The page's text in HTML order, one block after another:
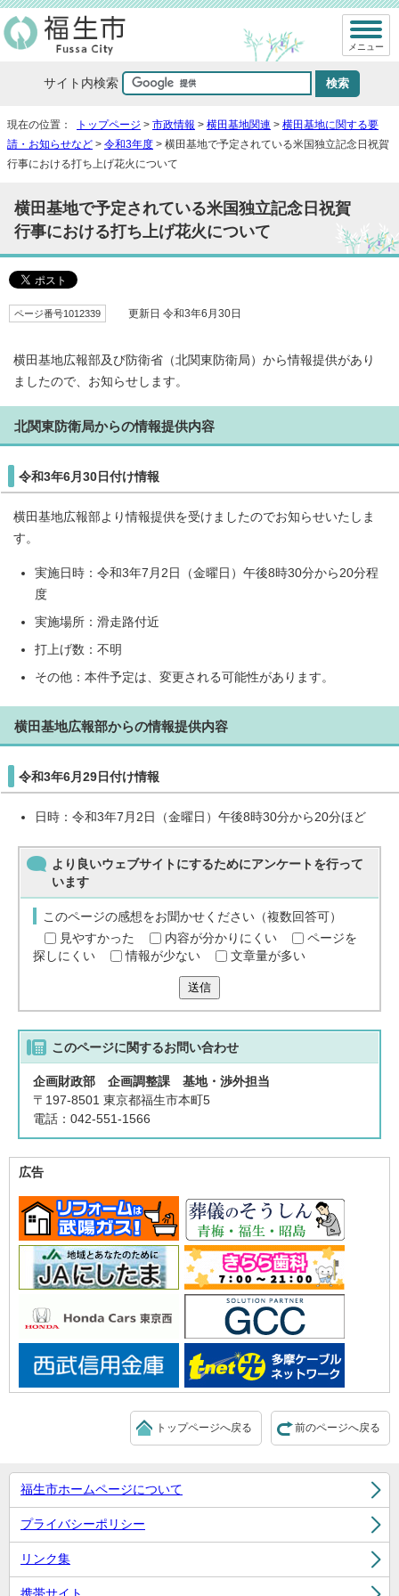
サイト内検索
メニュー
現在の位置： トップページ > 市政情報 > 横田基地関連 > 横田基地に関する要
請・お知らせなど > 令和3年度 > 横田基地で予定されている米国独立記念日祝賀
行事における打ち上げ花火について
横田基地で予定されている米国独立記念日祝賀
行事における打ち上げ花火について
ページ番号1012339 更新日 令和3年6月30日
横田基地広報部及び防衛省（北関東防衛局）から情報提供があり
ましたので、お知らせします。
北関東防衛局からの情報提供内容
令和3年6月30日付け情報
横田基地広報部より情報提供を受けましたのでお知らせいたしま
す。
実施日時：令和3年7月2日（金曜日）午後8時30分から20分程
度
実施場所：滑走路付近
打上げ数：不明
その他：本件予定は、変更される可能性があります。
横田基地広報部からの情報提供内容
令和3年6月29日付け情報
日時：令和3年7月2日（金曜日）午後8時30分から20分ほど
より良いウェブサイトにするためにアンケートを行って
います
このページの感想をお聞かせください（複数回答可）
見やすかった
内容が分かりにくい
ページを
探しにくい
情報が少ない 文章量が多い
送信
このページに関するお問い合わせ
企画財政部 企画調整課 基地・渉外担当
〒197-8501 東京都福生市本町5
電話：042-551-1566
広告
前のページへ戻る
トップページへ戻る
福生市ホームページについて
プライバシーポリシー
リンク集